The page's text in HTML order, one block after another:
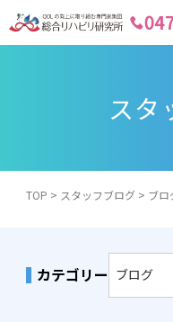
スタ
TOP > スタッフブログ > ブロ
カテゴリー